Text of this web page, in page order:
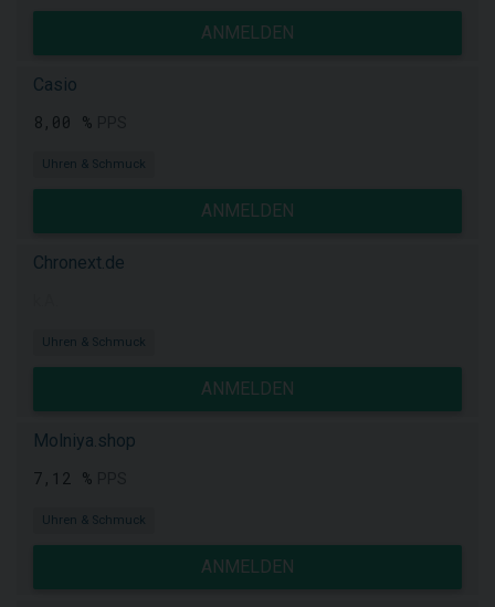
ANMELDEN
Casio
8,00 %
Uhren & Schmuck
ANMELDEN
Chronext.de
Uhren & Schmuck
ANMELDEN
Molniya.shop
7,12 %
Uhren & Schmuck
ANMELDEN